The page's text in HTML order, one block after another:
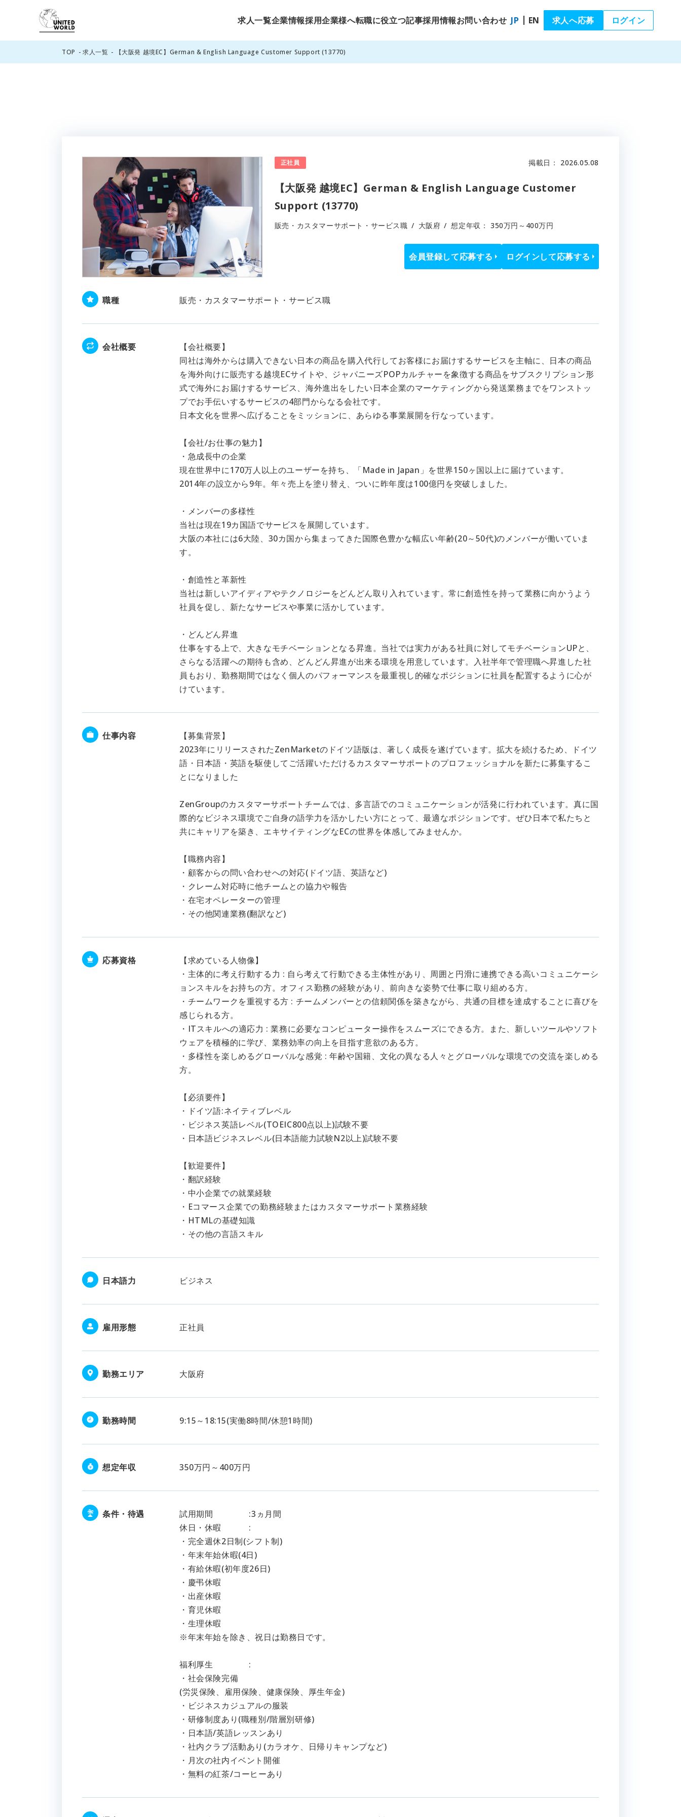
求人一覧企業情報採用企業様へ転職に役立つ記事採用情報お問い合わせ JP EN 求人へ応募 ログイン
TOP 求人一覧 【大阪発 越境EC】German & English Language Customer Support (13770)
正社員 掲載日 ： 2026.05.08
【大阪発 越境EC】German & English Language Customer
Support (13770)
販売・カスタマーサポート・サービス職 大阪府 想定年収 ： 350万円～400万円
会員登録して応募する ログインして応募する
職種 販売・カスタマーサポート・サービス職
会社概要
【会社概要】
同社は海外からは購入できない日本の商品を購入代行してお客様にお届けするサービスを主軸に、日本の商品
を海外向けに販売する越境ECサイトや、ジャパニーズPOPカルチャーを象徴する商品をサブスクリプション形
式で海外にお届けするサービス、海外進出をしたい日本企業のマーケティングから発送業務までをワンストッ
プでお手伝いするサービスの4部門からなる会社です。
日本文化を世界へ広げることをミッションに、あらゆる事業展開を行なっています。
【会社/お仕事の魅力】
・急成長中の企業
現在世界中に170万人以上のユーザーを持ち、「Made in Japan」を世界150ヶ国以上に届けています。
2014年の設立から9年。年々売上を塗り替え、ついに昨年度は100億円を突破しました。
・メンバーの多様性
当社は現在19カ国語でサービスを展開しています。
大阪の本社には6大陸、30カ国から集まってきた国際色豊かな幅広い年齢(20～50代)のメンバーが働いていま
す。
・創造性と革新性
当社は新しいアイディアやテクノロジーをどんどん取り入れています。常に創造性を持って業務に向かうよう
社員を促し、新たなサービスや事業に活かしています。
・どんどん昇進
仕事をする上で、大きなモチベーションとなる昇進。当社では実力がある社員に対してモチベーションUPと、
さらなる活躍への期待も含め、どんどん昇進が出来る環境を用意しています。入社半年で管理職へ昇進した社
員もおり、勤務期間ではなく個人のパフォーマンスを最重視し的確なポジションに社員を配置するように心が
けています。
仕事内容
【募集背景】
2023年にリリースされたZenMarketのドイツ語版は、著しく成長を遂げています。拡大を続けるため、ドイツ
語・日本語・英語を駆使してご活躍いただけるカスタマーサポートのプロフェッショナルを新たに募集するこ
とになりました
ZenGroupのカスタマーサポートチームでは、多言語でのコミュニケーションが活発に行われています。真に国
際的なビジネス環境でご自身の語学力を活かしたい方にとって、最適なポジションです。ぜひ日本で私たちと
共にキャリアを築き、エキサイティングなECの世界を体感してみませんか。
【職務内容】
・顧客からの問い合わせへの対応(ドイツ語、英語など)
・クレーム対応時に他チームとの協力や報告
・在宅オペレーターの管理
・その他関連業務(翻訳など)
応募資格
【求めている人物像】
・主体的に考え行動する力 : 自ら考えて行動できる主体性があり、周囲と円滑に連携できる高いコミュニケーシ
ョンスキルをお持ちの方。オフィス勤務の経験があり、前向きな姿勢で仕事に取り組める方。
・チームワークを重視する方 : チームメンバーとの信頼関係を築きながら、共通の目標を達成することに喜びを
感じられる方。
・ITスキルへの適応力 : 業務に必要なコンピューター操作をスムーズにできる方。また、新しいツールやソフト
ウェアを積極的に学び、業務効率の向上を目指す意欲のある方。
・多様性を楽しめるグローバルな感覚 : 年齢や国籍、文化の異なる人々とグローバルな環境での交流を楽しめる
方。
【必須要件】
・ドイツ語:ネイティブレベル
・ビジネス英語レベル(TOEIC800点以上)試験不要
・日本語ビジネスレベル(日本語能力試験N2以上)試験不要
【歓迎要件】
・翻訳経験
・中小企業での就業経験
・Eコマース企業での勤務経験またはカスタマーサポート業務経験
・HTMLの基礎知識
・その他の言語スキル
日本語力 ビジネス
雇用形態 正社員
勤務エリア 大阪府
勤務時間 9:15～18:15(実働8時間/休憩1時間)
想定年収 350万円～400万円
条件・待遇
試用期間 :3ヵ月間
休日・休暇 :
・完全週休2日制(シフト制)
・年末年始休暇(4日)
・有給休暇(初年度26日)
・慶弔休暇
・出産休暇
・育児休暇
・生理休暇
※年末年始を除き、祝日は勤務日です。
福利厚生 :
・社会保険完備
(労災保険、雇用保険、健康保険、厚生年金)
・ビジネスカジュアルの服装
・研修制度あり(職種別/階層別研修)
・日本語/英語レッスンあり
・社内クラブ活動あり(カラオケ、日帰りキャンプなど)
・月次の社内イベント開催
・無料の紅茶/コーヒーあり